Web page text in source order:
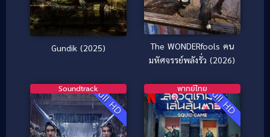
Gundik (2025)
The WONDERfools คน
มหัศจรรย์พลังรั่ว (2026)
Full HD
Soundtrack Full HD
พากย์ไทย